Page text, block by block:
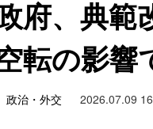
府、典
転の影響
政治・外交 2026.07.09